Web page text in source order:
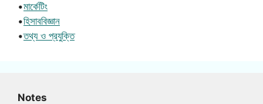
•মার্কেটিং
•হিসাববিজ্ঞান
•তথ্য ও প্রযুক্তি
Notes